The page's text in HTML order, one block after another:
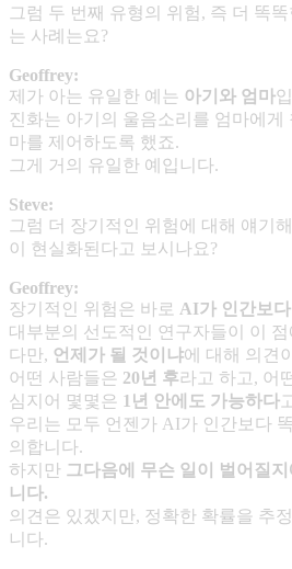
그럼 두 번째 유형의 위험, 즉 더 똑
는 사례는요?
Geoffrey:
제가 아는 유일한 예는 아기와 엄마
진화는 아기의 울음소리를 엄마에게
마를 제어하도록 했죠.
그게 거의 유일한 예입니다.
Steve:
그럼 더 장기적인 위험에 대해 얘기
이 현실화된다고 보시나요?
Geoffrey:
장기적인 위험은 바로 AI가 인간보
대부분의 선도적인 연구자들이 이
다만, 언제가 될 것이냐에 대해 의견
어떤 사람들은 20년 후라고 하고, 어
심지어 몇몇은 1 년 안에도 가능하다
우리는 모두 언젠가 AI가 인간보다
의합니다.
하지만 그다음에 무슨 일이 벌어질
니다.
의견은 있겠지만, 정확한 확률을 추
니다.